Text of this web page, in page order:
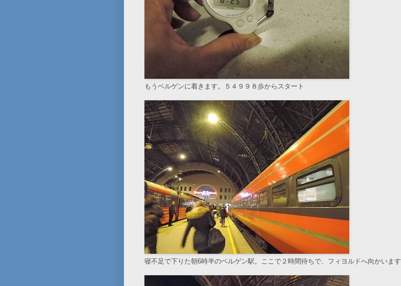
もうベルゲンに着きます。５４９９８歩からスタート
寝不足で下りた朝6時半のベルゲン駅。ここで２時間待ちで、フィヨルドへ向かいます